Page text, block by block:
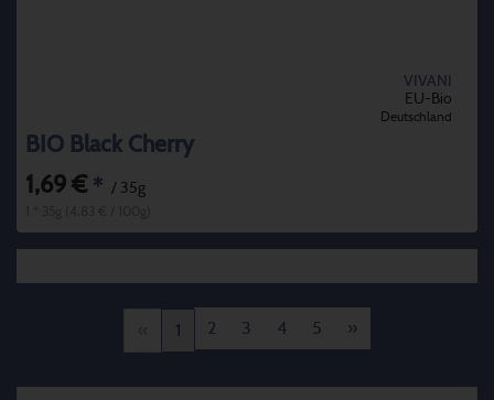
VIVANI
EU-Bio
Deutschland
BIO Black Cherry
1,69 € * / 35g
1 2 3 4 5 »